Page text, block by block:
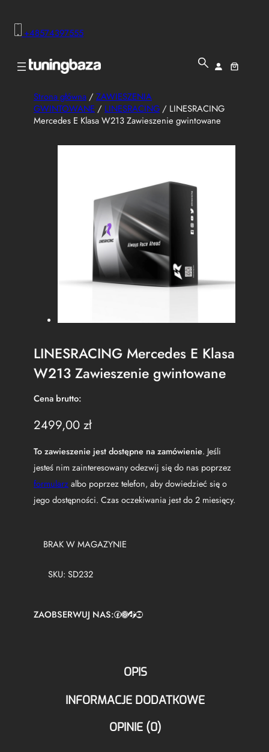
+48574397555
Strona główna / ZAWIESZENIA
GWINTOWANE / LINESRACING / LINESRACING
Mercedes E Klasa W213 Zawieszenie gwintowane
LINESRACING Mercedes E Klasa
W213 Zawieszenie gwintowane
Cena brutto:
2499,00 zł
To zawieszenie jest dostępne na zamówienie. Jeśli
jesteś nim zainteresowany odezwij się do nas poprzez
formularz albo poprzez telefon, aby dowiedzieć się o
jego dostępności. Czas oczekiwania jest do 2 miesięcy.
BRAK W MAGAZYNIE
SKU: SD232
ZAOBSERWUJ NAS:Facebook https://www.instagram.com/tuningbaza.pl https://www.tiktok.com/@tuningbaza.pl YouTube
OPIS
INFORMACJE DODATKOWE
OPINIE (0)